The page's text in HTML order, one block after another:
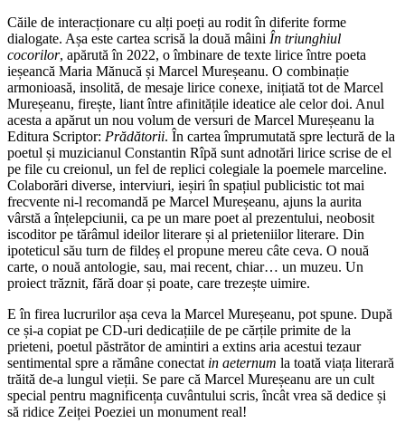
Căile de interacționare cu alți poeți au rodit în diferite forme
dialogate. Așa este cartea scrisă la două mâini În triunghiul
cocorilor, apărută în 2022, o îmbinare de texte lirice între poeta
ieșeancă Maria Mănucă și Marcel Mureșeanu. O combinație
armonioasă, insolită, de mesaje lirice conexe, inițiată tot de Marcel
Mureșeanu, firește, liant între afinitățile ideatice ale celor doi. Anul
acesta a apărut un nou volum de versuri de Marcel Mureșeanu la
Editura Scriptor: Prădătorii. În cartea împrumutată spre lectură de la
poetul și muzicianul Constantin Rîpă sunt adnotări lirice scrise de el
pe file cu creionul, un fel de replici colegiale la poemele marceline.
Colaborări diverse, interviuri, ieșiri în spațiul publicistic tot mai
frecvente ni-l recomandă pe Marcel Mureșeanu, ajuns la aurita
vârstă a înțelepciunii, ca pe un mare poet al prezentului, neobosit
iscoditor pe tărâmul ideilor literare și al prieteniilor literare. Din
ipoteticul său turn de fildeș el propune mereu câte ceva. O nouă
carte, o nouă antologie, sau, mai recent, chiar… un muzeu. Un
proiect trăznit, fără doar și poate, care trezește uimire.
E în firea lucrurilor așa ceva la Marcel Mureșeanu, pot spune. După
ce și-a copiat pe CD-uri dedicațiile de pe cărțile primite de la
prieteni, poetul păstrător de amintiri a extins aria acestui tezaur
sentimental spre a rămâne conectat in aeternum la toată viața literară
trăită de-a lungul vieții. Se pare că Marcel Mureșeanu are un cult
special pentru magnificența cuvântului scris, încât vrea să dedice și
să ridice Zeiței Poeziei un monument real!